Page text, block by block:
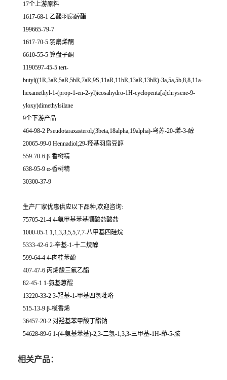
17个上游原料
1617-68-1 乙酸羽扇醇酯
199665-79-7
1617-70-5 羽扇烯酮
6610-55-5 算盘子酮
1190597-45-5 tert-
butyl((1R,3aR,5aR,5bR,7aR,9S,11aR,11bR,13aR,13bR)-3a,5a,5b,8,8,11a-
hexamethyl-1-(prop-1-en-2-yl)icosahydro-1H-cyclopenta[a]chrysene-9-
yloxy)dimethylsilane
9个下游产品
464-98-2 Pseudotaraxasterol;(3beta,18alpha,19alpha)-乌苏-20-烯-3-醇
20065-99-0 Hennadiol;29-羟基羽扇豆醇
559-70-6 β-香树精
638-95-9 α-香树精
30300-37-9
生产厂家优惠供应以下品种,欢迎咨询:
75705-21-4 4-氨甲基苯基硼酸盐酸盐
1000-05-1 1,1,3,3,5,5,7,7-八甲基四硅烷
5333-42-6 2-辛基-1-十二烷醇
599-64-4 4-肉桂苯酚
407-47-6 丙烯酸三氟乙酯
82-45-1 1-氨基蒽醌
13220-33-2 3-羟基-1-甲基四氢吡咯
515-13-9 β-榄香烯
36457-20-2 对羟基苯甲酸丁酯钠
54628-89-6 1-(4-氨基苯基)-2,3-二氢-1,3,3-三甲基-1H-茚-5-胺
相关产品：